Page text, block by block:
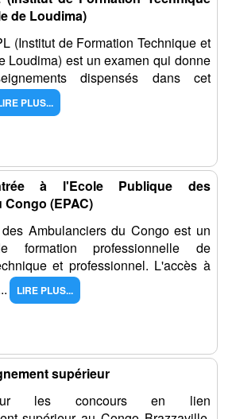
de Loudima)
(Institut de Formation Technique et
Loudima) est un examen qui donne
dispensés dans cet
PLUS...
à l'Ecole Publique des
(EPAC)
Ambulanciers du Congo est un
formation professionnelle de
et professionnel. L'accès à
LIRE PLUS...
supérieur
sur les concours en lien